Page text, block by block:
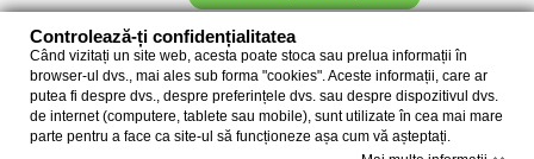
Controlează-ți confidențialitatea
Când vizitați un site web, acesta poate stoca sau prelua informații în
browser-ul dvs., mai ales sub forma "cookies". Aceste informații, care ar
putea fi despre dvs., despre preferințele dvs. sau despre dispozitivul dvs.
de internet (computere, tablete sau mobile), sunt utilizate în cea mai mare
parte pentru a face ca site-ul să funcționeze așa cum vă așteptați.